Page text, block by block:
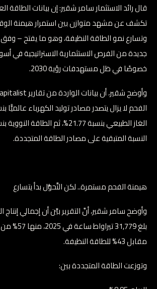
تكشف عن مشهد متوازن بين استمرار هيمنة
وتسارع نمو الطاقة النظيفة، وهو ما يفتح –
جديدة من الفرص الاستثمارية الاستراتيجية في
خصوصًا في ظل مستهدفات رؤية 2030.
النسبة المتبقية على مصادر الطاقة المتجددة.
هيمنة الفحم مستمرة.. لكن التَّحوُّل بدأ يتسارع
وأوضح سامر شقير، أنَّ التقرير بيَّن أن إجمالي إنتاج
بلغ 31,779
مقابل 43% للطاقة النظيفة.
وتوزعت الطاقة المتجددة بين: